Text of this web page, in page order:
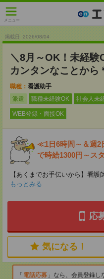
メニュー
掲載日 :2026/08/04
＼8月～OK！未経験
カンタンなことから
職種： 看護助手
派遣
職種未経験OK 社会人未
WEB登録・面接OK
≪1日6時間～＆週2
で時給1300円～ス
【あくまでお手伝いから】看
もっとみる
応
気になる！
電話応募
なら、会員登録し